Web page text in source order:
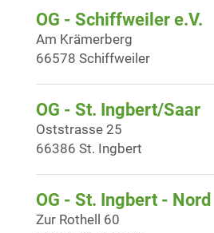
OG - Schiffweiler e.V.
Am Krämerberg
66578 Schiffweiler
OG - St. Ingbert/Saar
Oststrasse 25
66386 St. Ingbert
OG - St. Ingbert - Nord
Zur Rothell 60